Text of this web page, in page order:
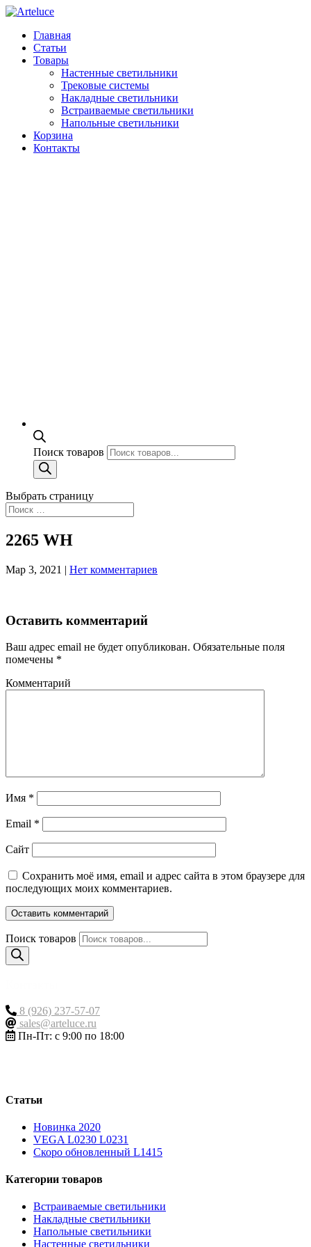
Главная
Статьи
Товары
Настенные светильники
Трековые системы
Накладные светильники
Встраиваемые светильники
Напольные светильники
Корзина
Контакты
Поиск товаров
Выбрать страницу
2265 WH
Мар 3, 2021 | Нет комментариев
Оставить комментарий
Ваш адрес email не будет опубликован. Обязательные поля
помечены *
Комментарий
Имя *
Email *
Сайт
Сохранить моё имя, email и адрес сайта в этом браузере для
последующих моих комментариев.
Поиск товаров
8 (926) 237-57-07
sales@arteluce.ru
Пн-Пт: с 9:00 по 18:00
Статьи
Новинка 2020
VEGA L0230 L0231
Скоро обновленный L1415
Категории товаров
Встраиваемые светильники
Накладные светильники
Напольные светильники
Настенные светильники